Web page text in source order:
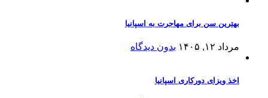
بهترین سن برای مهاجرت به اسپانیا
مرداد ۱۲, ۱۴۰۵ بدون دیدگاه
اخذ ویزای دورکاری اسپانیا